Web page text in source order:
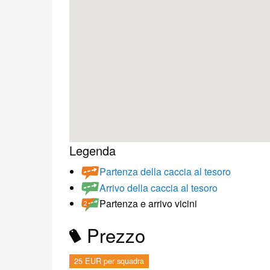
Legenda
Partenza della caccia al tesoro
Arrivo della caccia al tesoro
Partenza e arrivo vicini
Prezzo
25 EUR per squadra